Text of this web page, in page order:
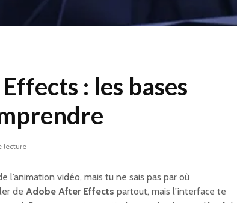
: les bases
lecture
l’animation vidéo, mais tu ne sais pas par où
de Adobe After Effects partout, mais l’interface te